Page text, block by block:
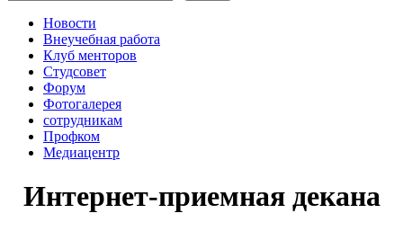
Новости
Внеучебная работа
Клуб менторов
Студсовет
Форум
Фотогалерея
сотрудникам
Профком
Медиацентр
Интернет-приемная декана